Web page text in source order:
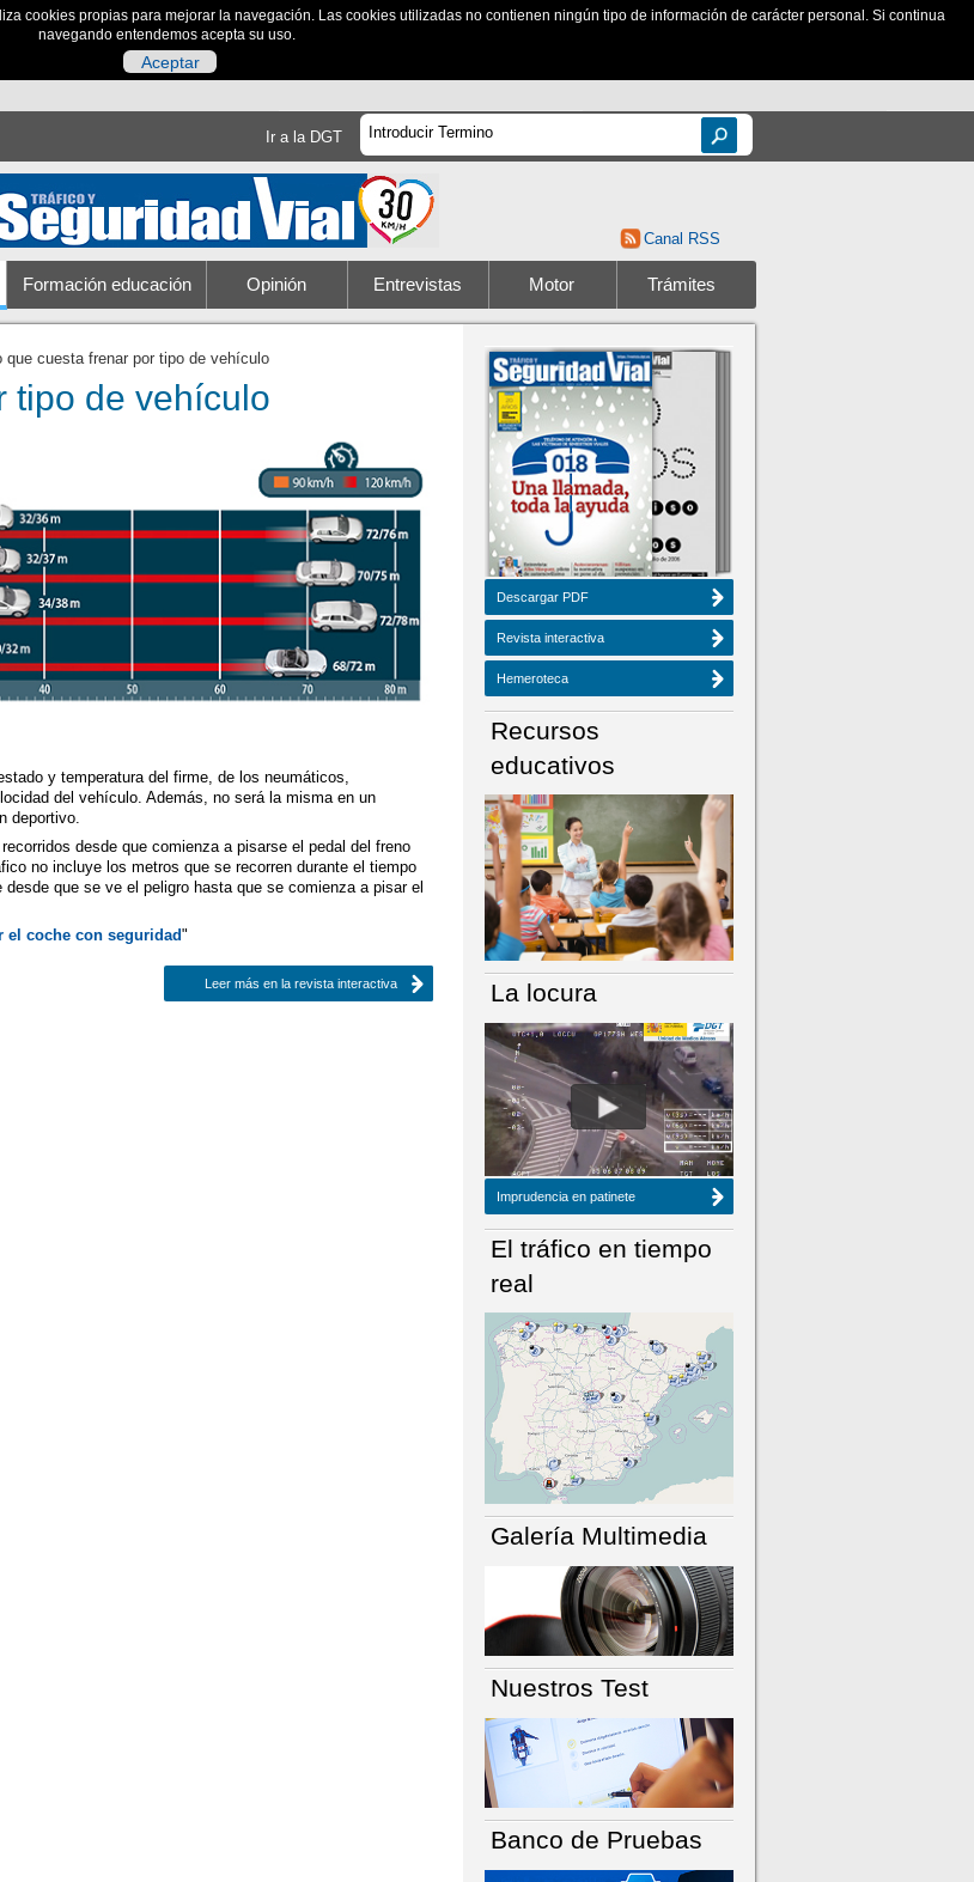
cookies propias para mejorar la navegación. Las cookies utilizadas no contienen ningún tipo de información de carácter personal. Si continua
navegando entendemos acepta su uso.
Aceptar
Ir a la DGT
Canal RSS
Formación educación Opinión Entrevistas Motor Trámites
que cuesta frenar por tipo de vehículo
tipo de vehículo
y temperatura del firme, de los neumáticos,
del vehículo. Además, no será la misma en un
deportivo.
desde que comienza a pisarse el pedal del freno
no incluye los metros que se recorren durante el tiempo
que se ve el peligro hasta que se comienza a pisar el
el coche con seguridad"
Leer más en la revista interactiva
NÚMERO ACTUAL HEMEROTECA
Descargar PDF
Revista interactiva
Hemeroteca
Recursos
educativos
La locura
Imprudencia en patinete
El tráfico en tiempo
real
Galería Multimedia
Nuestros Test
Banco de Pruebas